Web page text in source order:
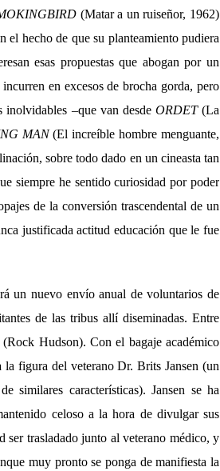
(Matar a un ruiseñor, 1962)
el hecho de que su planteamiento pudiera
esas propuestas que abogan por un
en excesos de brocha gorda, pero
inolvidables –que van desde ORDET(La
MAN(El increíble hombre menguante,
sobre todo dado en un cineasta tan
siempre he sentido curiosidad por poder
de la conversión trascendental de un
justificada actitud educación que le fue
un nuevo envío anual de voluntarios de
de las tribus allí diseminadas. Entre
Hudson). Con el bagaje académico
la figura del veterano Dr. Brits Jansen (un
similares características). Jansen se ha
celoso a la hora de divulgar sus
ser trasladado junto al veterano médico, y
muy pronto se ponga de manifiesta la